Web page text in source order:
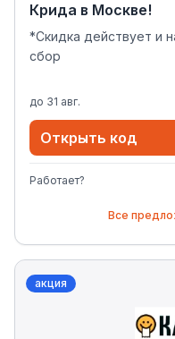
Крида в Москве!
*Скидка действует и
сбор
до 31 авг.
Открыть код
Работает?
Все
акция